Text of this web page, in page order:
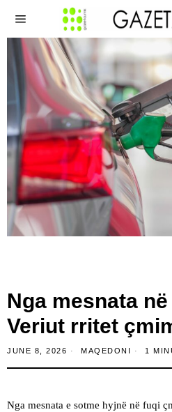
Nga mesnata
Veriut rritet
JUNE 8, 2026 MAQEDONI 1
Nga mesnata e sotme hyjnë në fuqi